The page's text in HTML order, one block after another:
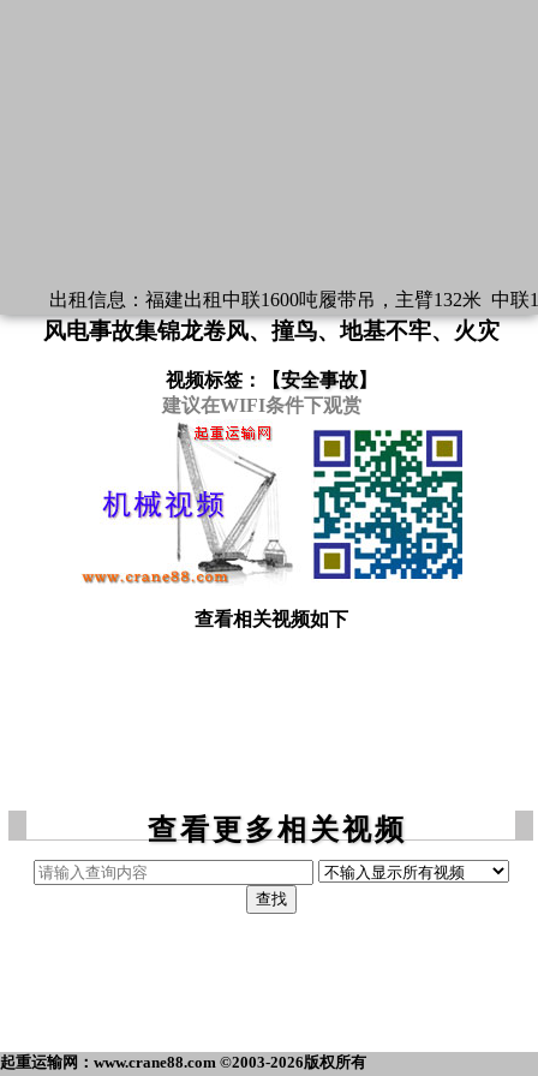
出租信息： 福建出租中联1600吨履带吊，主臂132米 中联
风电事故集锦龙卷风、撞鸟、地基不牢、火灾
视频标签：【安全事故】
建议在WIFI条件下观赏
查看相关视频如下
查看更多相关视频
起重运输网：www.crane88.com ©2003-2026版权所有